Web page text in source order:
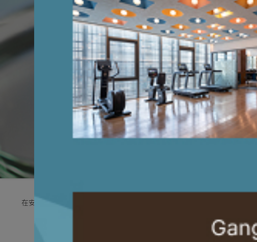
在安逸舒适的私人空间进行世界最高水准、最尖端的诊断 ; 可经验为您进